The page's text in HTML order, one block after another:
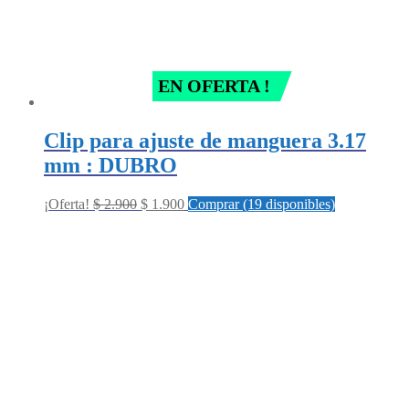
EN OFERTA !
Clip para ajuste de manguera 3.17
mm : DUBRO
¡Oferta! $2.900 Original
$ 1.900Current
Comprar (19 disponibles)